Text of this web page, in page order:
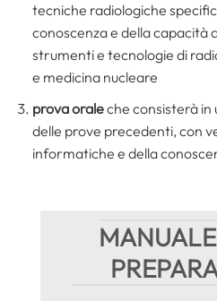
tecniche radiologiche
conoscenza e della capacità
strumenti e tecnologie di
e medicina nucleare
prova oraleche consisterà in
delle prove precedenti, con
informatiche e della